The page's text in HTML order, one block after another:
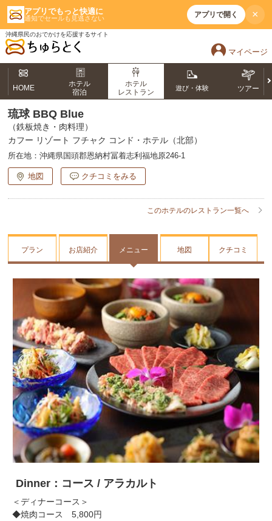
アプリでもっと快適に
通知でセールも見逃さない アプリで開く ×
沖縄県民のおでかけを応援するサイト
マイページ
HOME
ホテル
宿泊
ホテル
レストラン
遊び・体験 ツアー
琉球 BBQ Blue
（鉄板焼き・肉料理）
カフー リゾート フチャク コンド・ホテル（北部）
所在地： 沖縄県国頭郡恩納村冨着志利福地原246-1
地図 クチコミをみる
このホテルのレストラン一覧へ
プラン お店紹介 メニュー 地図 クチコミ
Dinner：コース / アラカルト
＜ディナーコース＞
◆焼肉コース 5,800円